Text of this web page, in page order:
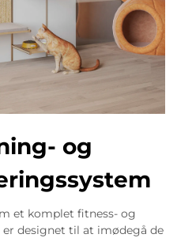
og
et komplet fitness- og
designet til at imødegå de